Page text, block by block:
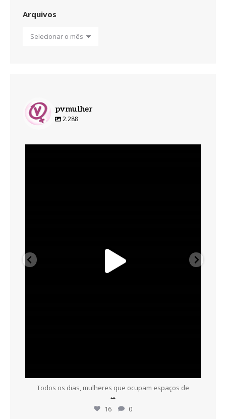
Arquivos
pvmulher
2.288
Todos os dias, mulheres que ocupam espaços de
...
16
0